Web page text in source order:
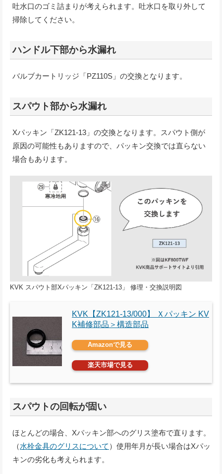
吐水口のゴミ詰まりが考えられます。吐水口を取り外して
掃除してください。
ハンドル下部から水漏れ
バルブカートリッジ「PZ110S」の交換となります。
スパウト部から水漏れ
Xパッキン「ZK121-13」の交換となります。スパウト側が
原因の可能性もありますので、パッキン交換では直らない
場合もあります。
KVK スパウト部Xパッキン「ZK121-13」 修理・交換説明図
KVK【ZK121-13/000】 Ｘパッキン KV
K補修部品＞構造部品
Amazonで見る
楽天市場で見る
スパウトの回転が固い
ほとんどの場合、Xパッキン部へのグリス塗布で直ります。
（水栓金具のグリスについて ）使用年月が長い場合はXパッ
キンの劣化も考えられます。